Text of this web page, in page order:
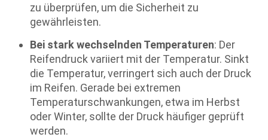
zu überprüfen, um die Sicherheit zu
gewährleisten.
Bei stark wechselnden Temperaturen: Der
Reifendruck variiert mit der Temperatur. Sinkt
die Temperatur, verringert sich auch der Druck
im Reifen. Gerade bei extremen
Temperaturschwankungen, etwa im Herbst
oder Winter, sollte der Druck häufiger geprüft
werden.